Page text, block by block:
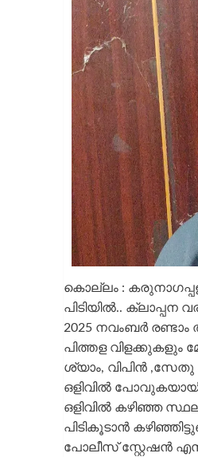
കൊല്ലം :
പിടിയിൽ..
2025 നവംബർ
പിത്തള
ശ്യാം, വിപിൻ ,സേതു
ഒളിവിൽ
ഒളിവിൽ കഴിഞ്ഞ
പിടികൂടാൻ
പോലീസ് സ്റ്റേഷൻ